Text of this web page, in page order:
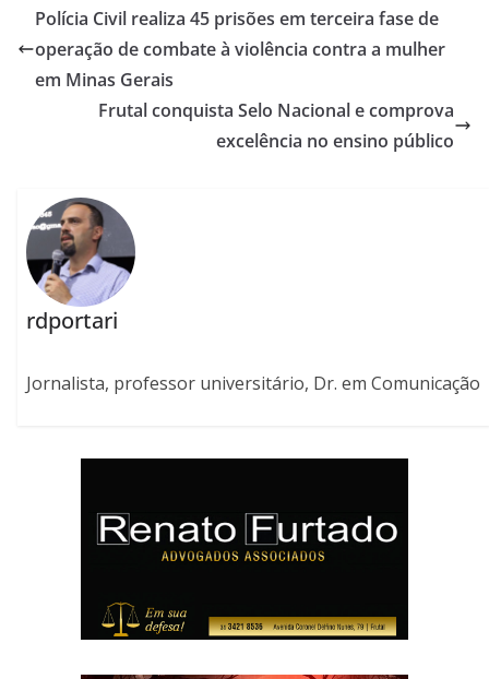
Polícia Civil realiza 45 prisões em terceira fase de
operação de combate à violência contra a mulher
em Minas Gerais
Frutal conquista Selo Nacional e comprova
excelência no ensino público
rdportari
Jornalista, professor universitário, Dr. em Comunicação